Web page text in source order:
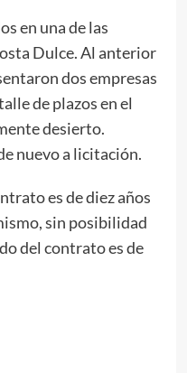
en una de las
Dulce. Al anterior
dos empresas
de plazos en el
desierto.
nuevo a licitación.
es de diez años
sin posibilidad
del contrato es de